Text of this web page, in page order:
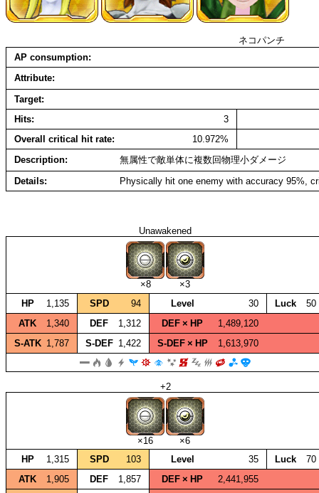
ネコパンチ
AP consumption
Attribute
Target
Hits
3
Overall critical hit rate
10.972%
Description
無属性で敵単体に複数回物理小ダメージ
Details
Physically hit one enemy with accuracy 95%,
Unawakened
×8
×3
HP
1,135 SPD 94 Level 30 Luck
50
ATK
1,340 DEF 1,312 DEF × HP
1,489,120
S‑ATK 1,787 S‑DEF 1,422 S‑DEF × HP 1,613,970
+2
×16
×6
HP
1,315 SPD 103 Level 35 Luck
70
ATK
1,905 DEF 1,857 DEF × HP
2,441,955